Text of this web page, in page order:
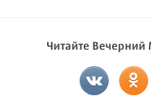
Читайте Вечерний